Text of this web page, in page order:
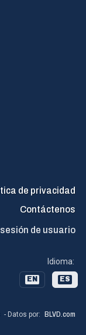
de privacidad
Contáctenos
de usuario
Idioma:
EN ES
- Datos por: BLVD.com